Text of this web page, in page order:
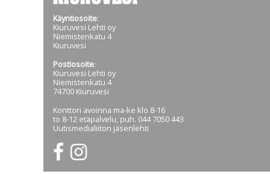
Käyntiosoite:
Kiuruvesi Lehti oy
Niemistenkatu 4
Kiuruvesi
Postiosoite:
Kiuruvesi Lehti oy
Niemistenkatu 4
74700 Kiuruvesi
Konttori avoinna ma-ke klo 8-16
to 8-12 etäpalvelu, puh. 044 7050 443
Uutismedialiiton jäsenlehti